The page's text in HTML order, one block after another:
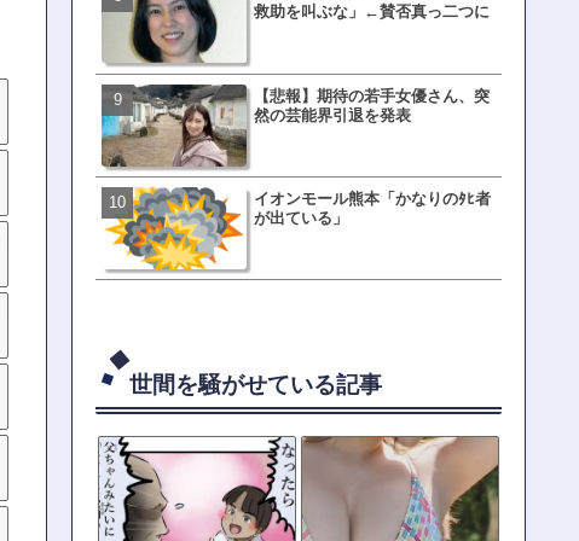
救助を叫ぶな」←賛否真っ二つに
【悲報】期待の若手女優さん、突
然の芸能界引退を発表
イオンモール熊本「かなりのﾀﾋ者
が出ている」
てた車ってさ…←これw w
有吉「うまくても絶対に行
ない店」がこちら…ネット
母親「息子の借りた本が心
世間を騒がせている記事